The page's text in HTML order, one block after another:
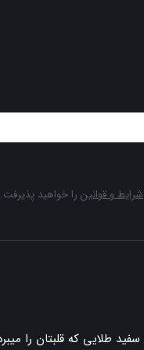
شرایط و قوانین را خواهید پذیرفت.